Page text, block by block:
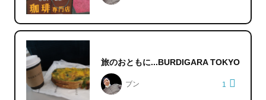
旅のおともに...BURDIGARA TOKYO
ブン 1